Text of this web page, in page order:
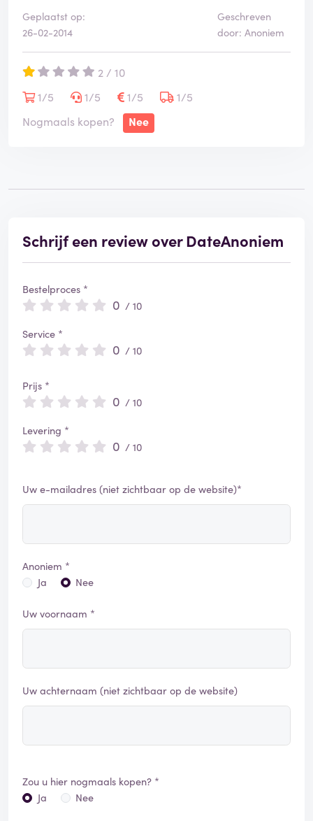
Geplaatst op:
26-02-2014
Geschreven
door: Anoniem
2 / 10
1/5
1/5 1/5
1/5
Nogmaals kopen?
Nee
Schrijf een review over DateAnoniem
Bestelproces *
0 / 10
Service *
0 / 10
Prijs *
0 / 10
Levering *
0 / 10
Uw e-mailadres (niet zichtbaar op de website)*
Anoniem *
Ja
Nee
Uw voornaam *
Uw achternaam (niet zichtbaar op de website)
Zou u hier nogmaals kopen? *
Ja
Nee